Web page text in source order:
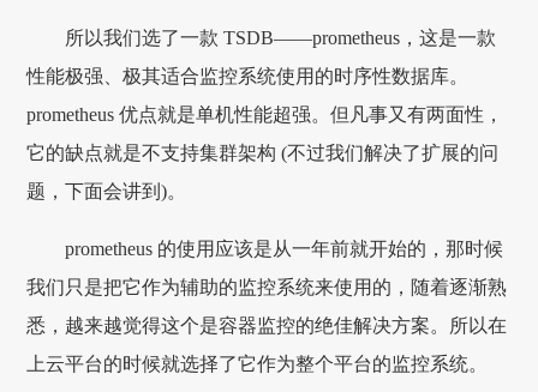
所以我们选了一款 TSDB——prometheus，这是一款
性能极强、极其适合监控系统使用的时序性数据库。
prometheus 优点就是单机性能超强。但凡事又有两面性，
它的缺点就是不支持集群架构 (不过我们解决了扩展的问
题，下面会讲到)。
prometheus 的使用应该是从一年前就开始的，那时候
我们只是把它作为辅助的监控系统来使用的，随着逐渐熟
悉，越来越觉得这个是容器监控的绝佳解决方案。所以在
上云平台的时候就选择了它作为整个平台的监控系统。